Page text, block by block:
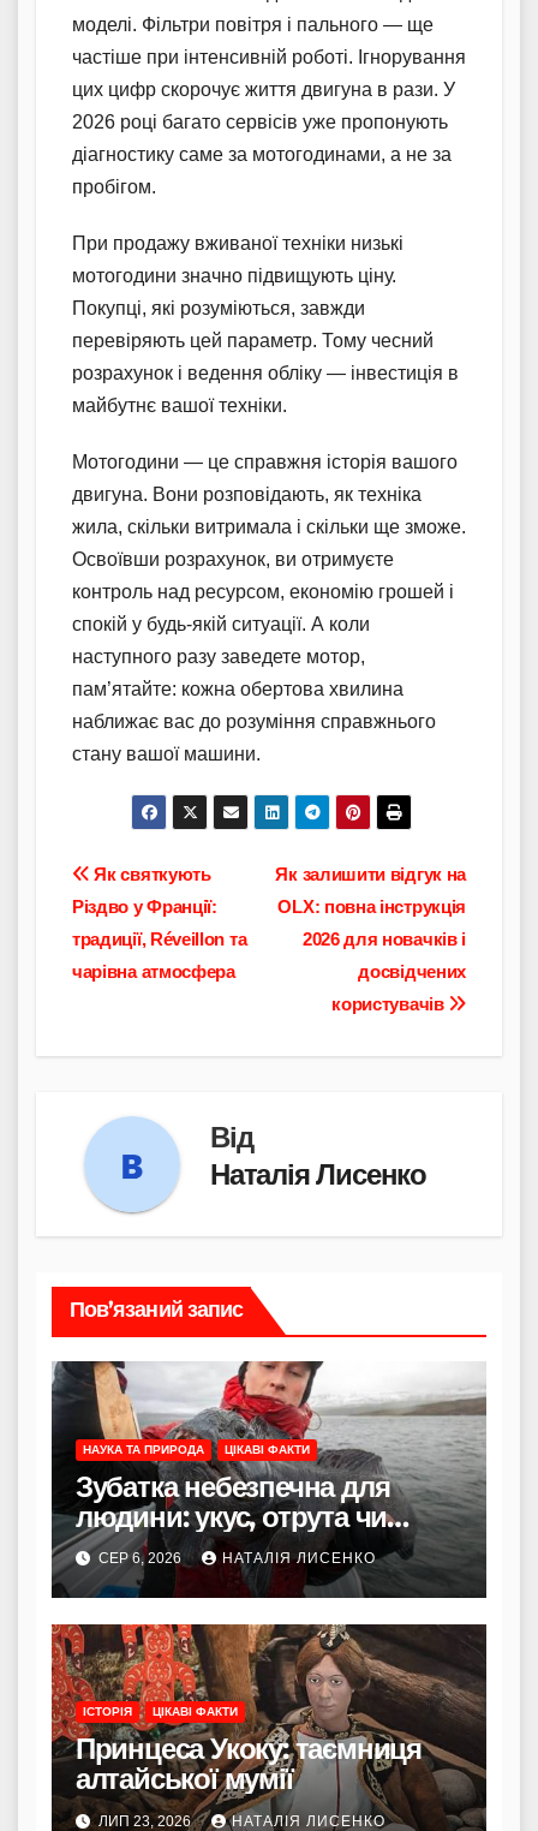
моделі. Фільтри повітря і пального — ще
частіше при інтенсивній роботі. Ігнорування
цих цифр скорочує життя двигуна в рази. У
2026 році багато сервісів уже пропонують
діагностику саме за мотогодинами, а не за
пробігом.
При продажу вживаної техніки низькі
мотогодини значно підвищують ціну.
Покупці, які розуміються, завжди
перевіряють цей параметр. Тому чесний
розрахунок і ведення обліку — інвестиція в
майбутнє вашої техніки.
Мотогодини — це справжня історія вашого
двигуна. Вони розповідають, як техніка
жила, скільки витримала і скільки ще зможе.
Освоївши розрахунок, ви отримуєте
контроль над ресурсом, економію грошей і
спокій у будь-якій ситуації. А коли
наступного разу заведете мотор,
пам’ятайте: кожна обертова хвилина
наближає вас до розуміння справжнього
стану вашої машини.
Навігація
записів
Як залишити відгук на
OLX: повна інструкція
2026 для новачків і
досвідчених
користувачів
Як святкують
Різдво у Франції:
традиції, Réveillon та
чарівна атмосфера
Від
Наталія Лисенко
Пов’язаний запис
НАУКА ТА ПРИРОДА ЦІКАВІ ФАКТИ
Зубатка небезпечна для
людини: укус, отрута чи
лише зовнішність
СЕР 6, 2026 НАТАЛІЯ ЛИСЕНКО
ІСТОРІЯ ЦІКАВІ ФАКТИ
Принцеса Укоку: таємниця
алтайської мумії
ЛИП 23, 2026 НАТАЛІЯ ЛИСЕНКО